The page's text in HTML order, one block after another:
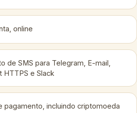
online
de SMS para Telegram, E-mail,
HTTPS e Slack
pagamento, incluindo criptomoeda